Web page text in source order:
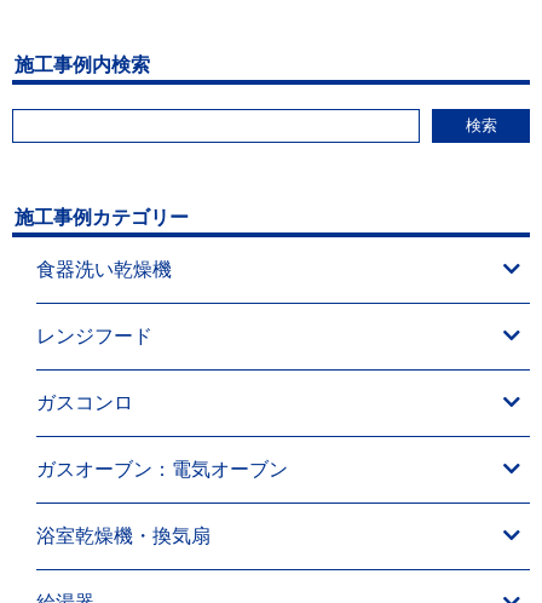
施工事例内検索
検索
施工事例カテゴリー
食器洗い乾燥機
レンジフード
ガスコンロ
ガスオーブン：電気オーブン
浴室乾燥機・換気扇